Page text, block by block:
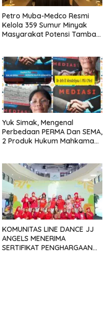
Petro Muba-Medco Resmi
Kelola 359 Sumur Minyak
Masyarakat Potensi Tambah
Yuk Simak, Mengenal
Perbedaan PERMA Dan SEMA,
2 Produk Hukum Mahkamah
KOMUNITAS LINE DANCE JJ
ANGELS MENERIMA
SERTIFIKAT PENGHARGAAN